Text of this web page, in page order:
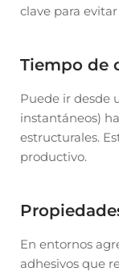
clave para
Tiempo de
Puede ir desde
instantáneos)
estructurales.
productivo.
En entornos
adhesivos que